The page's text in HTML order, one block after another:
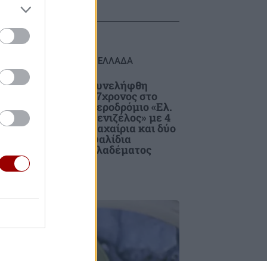
ΕΛΛΑΔΑ
Συνελήφθη
37χρονος στο
αεροδρόμιο «Ελ.
Βενιζέλος» με 4
μαχαίρια και δύο
ψαλίδια
κλαδέματος